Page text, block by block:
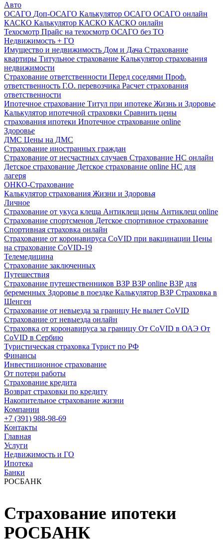
Авто
ОСАГО Доп-ОСАГО Калькулятор ОСАГО ОСАГО онлайн
КАСКО Калькулятор КАСКО КАСКО онлайн
Техосмотр Прайс на техосмотр ОСАГО без ТО
Недвижимость + ГО
Имущество и недвижимость Дом и Дача Страхование
квартиры Титульное страхование Калькулятор страхования
недвижимости
Страхование ответственности Перед соседями Проф.
ответственность Г.О. перевозчика Расчет страхования
ответственности
Ипотечное страхование Титул при ипотеке Жизнь и Здоровье
Калькулятор ипотечной страховки Сравнить цены
страхования ипотеки Ипотечное страхование online
Здоровье
ДМС Цены на ДМС
Страхование иностранных граждан
Страхование от несчастных случаев Страхование НС онлайн
Детское страхование Детское страхование online НС для
лагеря
ОНКО-Страхование
Калькулятор страхования Жизни и Здоровья
Личное
Страхование от укуса клеща Антиклещ цены Антиклещ online
Страхование спортсменов Детское спортивное страхование
Спортивная страховка онлайн
Страхование от коронавируса CoVID при вакцинации Цены
на страхование CoVID-19
Телемедицина
Страхование заключенных
Путешествия
Страхование путешественников ВЗР ВЗР online ВЗР для
беременных Здоровье в поездке Калькулятор ВЗР Страховка в
Шенген
Страхование от невыезда за границу Не вылет CoVID
Страхование от невыезда онлайн
Страховка от коронавируса за границу От CoVID в ОАЭ От
CoVID в Сербию
Туристическая страховка Турист по РФ
Финансы
Инвестиционное страхование
От потери работы
Страхование кредита
Возврат страховки по кредиту
Накопительное страхование жизни
Компании
+7 (391) 988-98-69
Контакты
Главная
Услуги
Недвижимость и ГО
Ипотека
Банки
РОСБАНК
Страхование ипотеки
РОСБАНК